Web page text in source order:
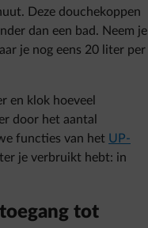
Deze douchekoppen
dan een bad. Neem je
je nog eens 20 liter per
en klok hoeveel
door het aantal
functies van het UP-
je verbruikt hebt: in
tot